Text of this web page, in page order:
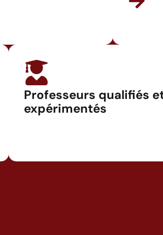
Professeurs qualifiés
expérimentés